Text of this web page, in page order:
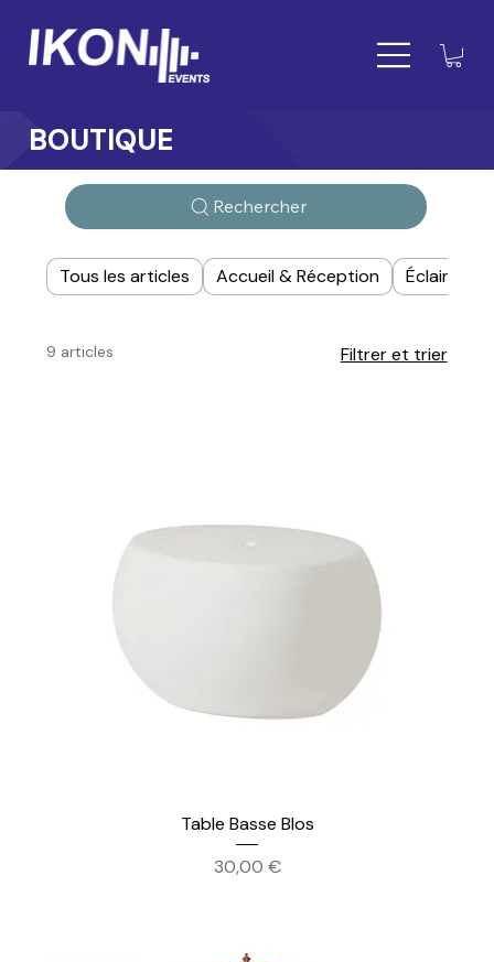
BOUTIQUE
Tous les articles Accueil & Réception Éclairage
9 articles Filtrer et trier
Table Basse Blos
Prix
30,00 €
Rechercher